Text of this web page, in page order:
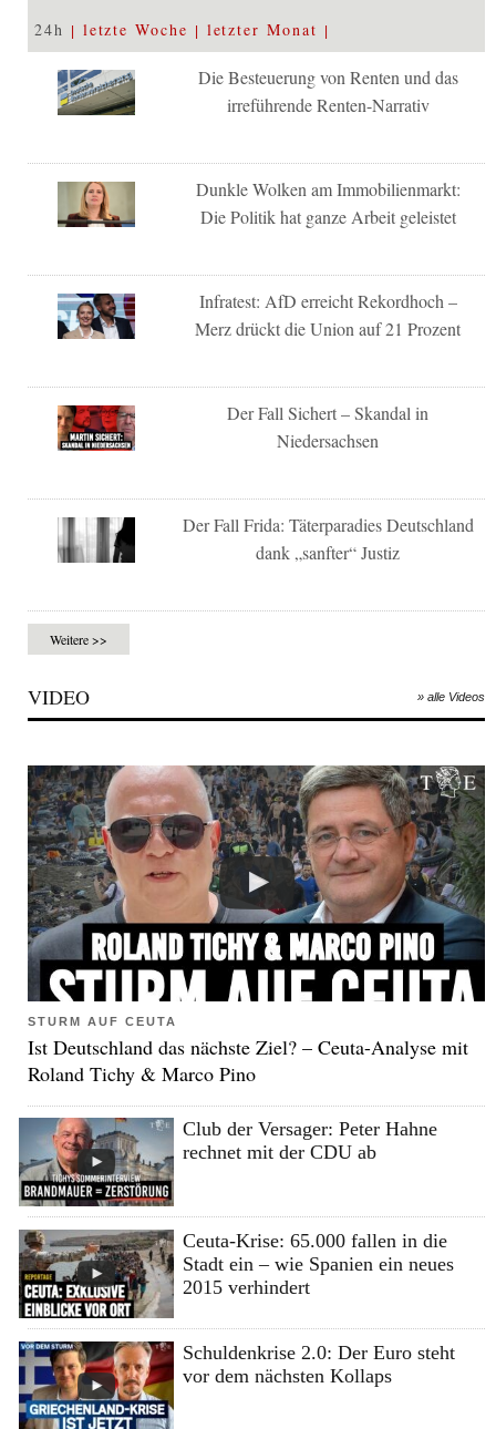
24h letzte Woche letzter Monat
Die Besteuerung von Renten und das
irreführende Renten-Narrativ
Dunkle Wolken am Immobilienmarkt:
Die Politik hat ganze Arbeit geleistet
Infratest: AfD erreicht Rekordhoch –
Merz drückt die Union auf 21 Prozent
Der Fall Sichert – Skandal in
Niedersachsen
Der Fall Frida: Täterparadies Deutschland
dank „sanfter“ Justiz
Weitere >>
VIDEO » alle Videos
STURM AUF CEUTA
Ist Deutschland das nächste Ziel? – Ceuta-Analyse mit
Roland Tichy & Marco Pino
Club der Versager: Peter Hahne
rechnet mit der CDU ab
Ceuta-Krise: 65.000 fallen in die
Stadt ein – wie Spanien ein neues
2015 verhindert
Schuldenkrise 2.0: Der Euro steht
vor dem nächsten Kollaps